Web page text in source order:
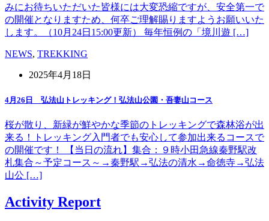
みにお待ちいただいた皆様には大変恐縮ですが、安全第一で
の開催となりますため、何卒ご理解賜りますようお願いいた
します。（10月24日15:00更新） 毎年恒例の「境川遊 […]
NEWS, TREKKING
2025年4月18日
4月26日 弘法山トレッキング！弘法山公園・吾妻山コース
桜が散り、新緑が鮮やかな季節のトレッキングで森林浴が出
来る！トレッキング入門者でも安心して参加出来るコースで
の開催です！ 【当日の流れ】集合：９時小田急線秦野駅改
札集合～予定コース～→秦野駅→弘法の清水→命徳寺→弘法
山公 […]
Activity Report